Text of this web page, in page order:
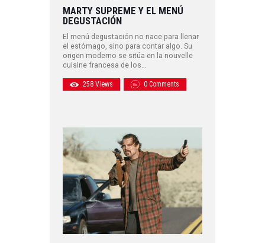
MARTY SUPREME Y EL MENÚ
DEGUSTACIÓN
El menú degustación no nace para llenar
el estómago, sino para contar algo. Su
origen moderno se sitúa en la nouvelle
cuisine francesa de los…
258 Views 0 Comments